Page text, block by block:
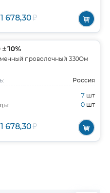
678,30₽
проволочный 330Ом
Россия
7 шт
0 шт
678,30₽